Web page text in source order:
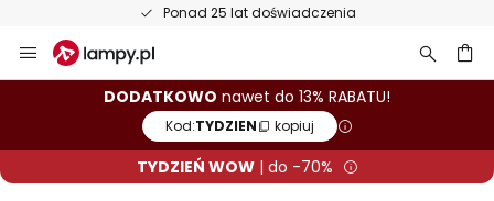
Ponad 25 lat doświadczenia
Przejdź
do
DODATKOWO nawet do 13% RABATU!
Kod:TYDZIEN kopiuj
TYDZIEŃ WOW| do -70%